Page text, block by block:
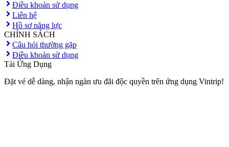
Điều khoản sử dụng
Liên hệ
Hồ sơ năng lực
CHÍNH SÁCH
Câu hỏi thường gặp
Điều khoản sử dụng
Tải Ứng Dụng
Đặt vé dễ dàng, nhận ngàn ưu đãi độc quyền trên ứng dụng Vintrip!